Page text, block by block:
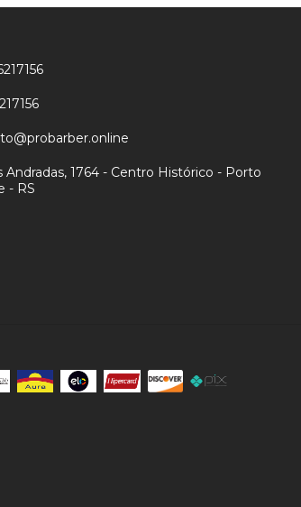
Andradas, 1764 - Centro Histórico - Porto
- RS